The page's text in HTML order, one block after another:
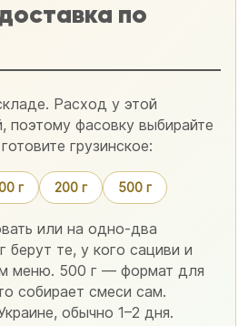
по
Расход у этой
поэтому фасовку выбирайте
грузинское:
г 200 г 500 г
или на одно-два
берут те, у кого сациви и
меню. 500 г — формат для
собирает смеси сам.
обычно 1–2 дня.